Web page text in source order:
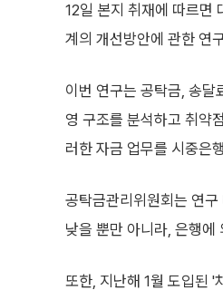
12일 본지 취재에 따르면
계의 개선방안에 관한 연
이번 연구는 공탁금, 송달
영 구조를 분석하고 취약
러한 자금 업무를 시중은
공탁금관리위원회는 연
낮을 뿐만 아니라, 은행에
또한, 지난해 1월 도입된 '